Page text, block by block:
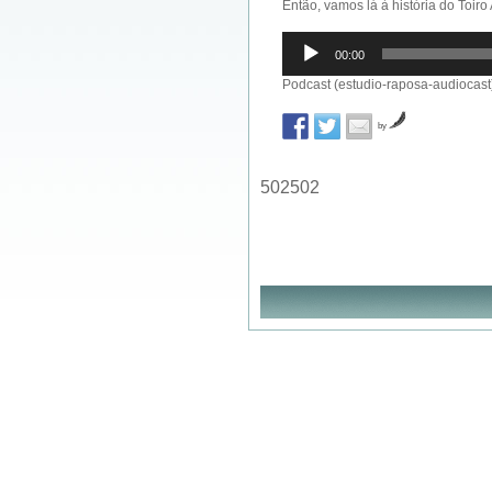
Então, vamos lá à história do
Reprodutor
áudio
00:00
Podcast (estudio-raposa-
by
502502